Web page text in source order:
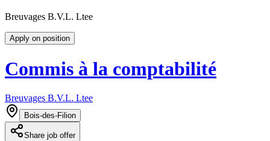
Breuvages B.V.L. Ltee
Apply on position
Commis à la comptabilité
Breuvages B.V.L. Ltee
Bois-des-Filion
Share job offer